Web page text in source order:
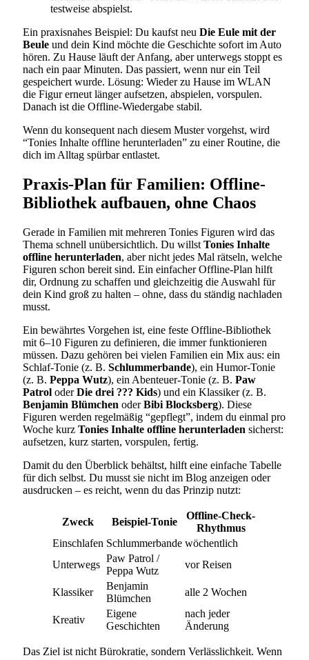
testweise abspielst.
Ein praxisnahes Beispiel: Du kaufst neu Die Eule mit der
Beule und dein Kind möchte die Geschichte sofort im Auto
hören. Zu Hause läuft der Anfang, aber unterwegs stoppt es
nach ein paar Minuten. Das passiert, wenn nur ein Teil
gespeichert wurde. Lösung: Wieder zu Hause im WLAN
die Figur erneut länger aufsetzen, abspielen, vorspulen.
Danach ist die Offline-Wiedergabe stabil.
Wenn du konsequent nach diesem Muster vorgehst, wird
“Tonies Inhalte offline herunterladen” zu einer Routine, die
dich im Alltag spürbar entlastet.
Praxis-Plan für Familien: Offline-
Bibliothek aufbauen, ohne Chaos
Gerade in Familien mit mehreren Tonies Figuren wird das
Thema schnell unübersichtlich. Du willst Tonies Inhalte
offline herunterladen, aber nicht jedes Mal rätseln, welche
Figuren schon bereit sind. Ein einfacher Offline-Plan hilft
dir, Ordnung zu schaffen und gleichzeitig die Auswahl für
dein Kind groß zu halten – ohne, dass du ständig nachladen
musst.
Ein bewährtes Vorgehen ist, eine feste Offline-Bibliothek
mit 6–10 Figuren zu definieren, die immer funktionieren
müssen. Dazu gehören bei vielen Familien ein Mix aus: ein
Schlaf-Tonie (z. B. Schlummerbande), ein Humor-Tonie
(z. B. Peppa Wutz), ein Abenteuer-Tonie (z. B. Paw
Patrol oderDie drei ??? Kids) und ein Klassiker (z. B.
Benjamin Blümchen oderBibi Blocksberg). Diese
Figuren werden regelmäßig “gepflegt”, indem du einmal pro
Woche kurz Tonies Inhalte offline herunterladen sicherst:
aufsetzen, kurz starten, vorspulen, fertig.
Damit du den Überblick behältst, hilft eine einfache Tabelle
für dich selbst. Du musst sie nicht im Blog anzeigen oder
ausdrucken – es reicht, wenn du das Prinzip nutzt:
Zweck Beispiel-Tonie
Offline-Check-
Rhythmus
Einschlafen Schlummerbande wöchentlich
Unterwegs
Paw Patrol /
Peppa Wutz
vor Reisen
Klassiker
Benjamin
Blümchen
alle 2 Wochen
Kreativ
Eigene
Geschichten
nach jeder
Änderung
Das Ziel ist nicht Bürokratie, sondern Verlässlichkeit. Wenn